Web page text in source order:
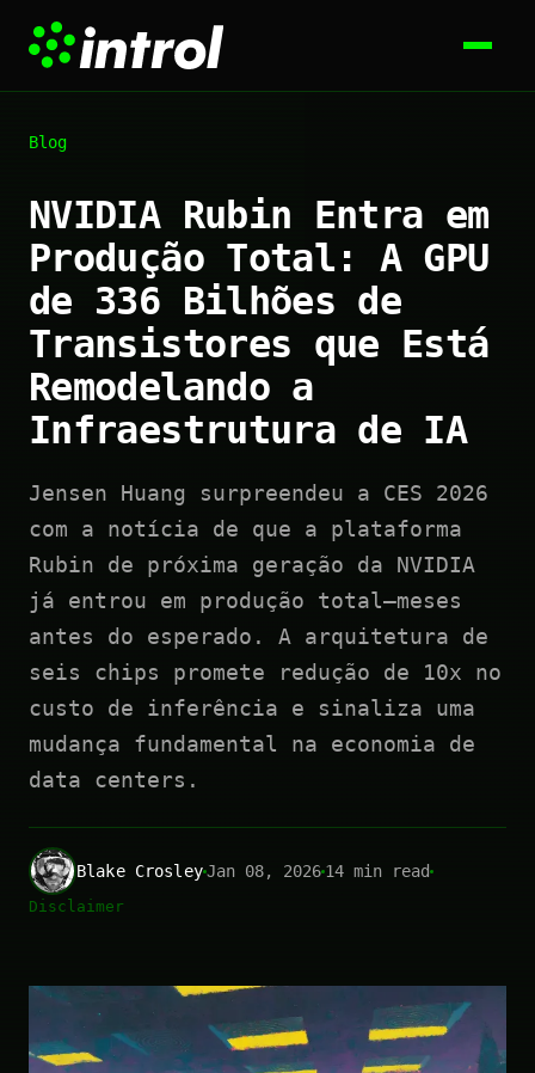
Blog
NVIDIA Rubin Entra em
Produção Total: A GPU
de 336 Bilhões de
Transistores que Está
Remodelando a
Infraestrutura de IA
Jensen Huang surpreendeu a CES 2026
com a notícia de que a plataforma
Rubin de próxima geração da NVIDIA
já entrou em produção total—meses
antes do esperado. A arquitetura de
seis chips promete redução de 10x no
custo de inferência e sinaliza uma
mudança fundamental na economia de
data centers.
Blake CrosleyJan 08, 202614 min read
Disclaimer